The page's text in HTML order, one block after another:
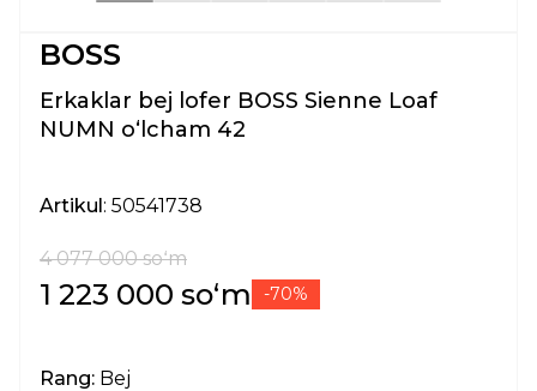
BOSS
Erkaklar bej lofer BOSS Sienne Loaf
NUMN oʻlcham 42
Artikul: 50541738
4 077 000 soʻm
1 223 000 soʻm -70%
Rang: Bej